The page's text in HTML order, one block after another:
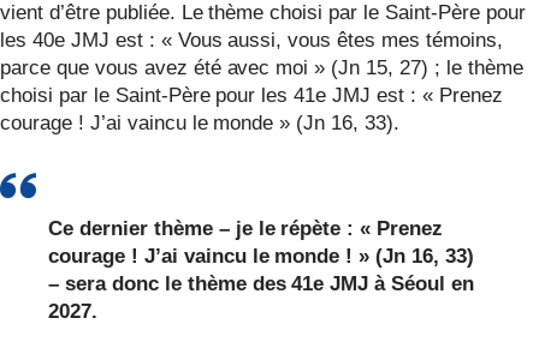
vient d’être publiée. Le thème choisi par le Saint-Père pour
les 40e JMJ est : « Vous aussi, vous êtes mes témoins,
parce que vous avez été avec moi » (Jn 15, 27) ; le thème
choisi par le Saint-Père pour les 41e JMJ est : « Prenez
courage ! J’ai vaincu le monde » (Jn 16, 33).
Ce dernier thème – je le répète : « Prenez
courage ! J’ai vaincu le monde ! » (Jn 16, 33)
– sera donc le thème des 41e JMJ à Séoul en
2027.